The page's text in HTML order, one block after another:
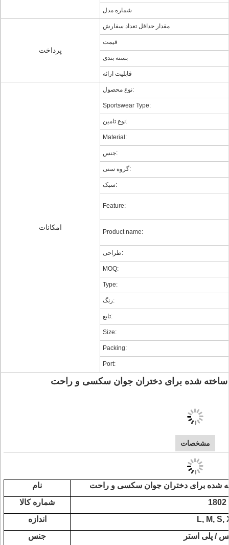
شماره مدل
پرداخت
مقدار حداقل تعداد سفارش
قیمت
بسته بندی
قابلیت ارائه
امکانات
نوع محصول:
Sportswear Type:
نوع تامین:
Material:
جنس:
گروه سنی:
سبک:
Feature:
Product name:
طراحی:
MOQ:
Type:
رنگ:
تابع:
Size:
Packing:
Port:
مشخصات
نام
شماره کالا
1802
اندازه
L, M, S,
جنس
/ پلی استر